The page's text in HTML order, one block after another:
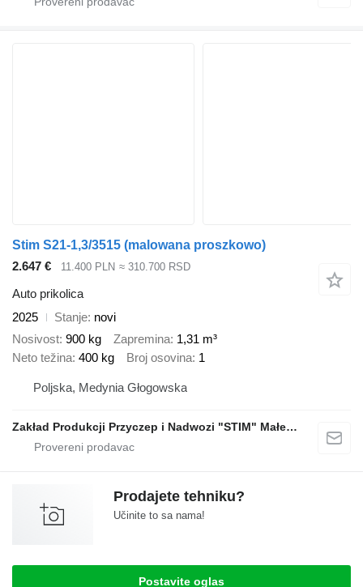
Stim S21-1,3/3515 (malowana proszkowo)
2.647 €
11.400 PLN ≈ 310.700 RSD
Auto prikolica
2025
Stanje novi
Nosivost 900 kg Zapremina 1,31 m³
Neto težina 400 kg Broj osovina 1
Poljska, Medynia Głogowska
Zakład Produkcji Przyczep i Nadwozi "STIM" Małecki s.j.
Prodajete tehniku?
Učinite to sa nama!
Postavite oglas